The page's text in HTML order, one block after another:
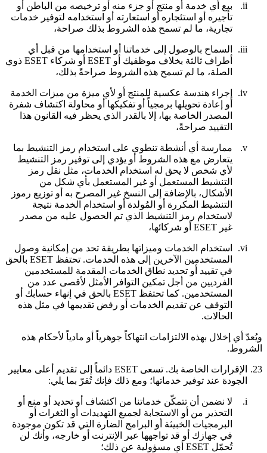
ii.
بيع أي خدمة أو منتج أو جزء منه أو ترخيصه من الباطن أو
تأجيره أو استئجاره أو استعارته أو استخدامه لتوفير خدمات
تجارية، ما لم تسمح هذه الشروط بذلك صراحة،
iii.
السماح بالوصول إلى خدماتنا أو استخدامها من قبل أي
أطراف ثالثة بخلاف موظفيك أو ESET أو شركاء ESET ذوي
الصلة، ما لم تسمح هذه الشروط صراحةً بذلك،
iv.
إجراء هندسة عكسية للمنتج أو لأي ميزة من ميزات الخدمة
أو إعادة تحويلها برمجياً أو تفكيكها أو محاولة اكتشاف شفرة
المصدر الخاصة بها، إلا بالقدر الذي يحظر فيه القانون هذا
التقييد صراحةً،
v.
ممارسة أي أنشطة تنطوي على استخدام رمز التنشيط بما
يتعارض مع هذه الشروط أو يؤدي إلى توفير رمز التنشيط
لأي شخص لا يحق له استخدام الخدمات، مثل نقل رمز
التنشيط المستعمل أو غير المستعمل بأي شكل من
الأشكال، بالإضافة إلى النسخ غير المصرح به أو توزيع رموز
التنشيط المكررة أو المُولدة أو استخدام الخدمة نتيجة
لاستخدام رمز التنشيط الذي تم الحصول عليه من مصدر
غير ESET أو شركائها،
vi.
استخدام الخدمات وميزاتها بطريقة تحد من إمكانية وصول
المستخدمين الآخرين إلى هذه الخدمات. تحتفظ ESET بالحق
في تقييد أو تحديد نطاق الخدمات المقدمة للمستخدمين
الفرديين من أجل تمكين التوافر الأمثل لأقصى عدد من
المستخدمين. كما تحتفظ ESET بالحق في إنهاء حسابك أو
التوقف عن تقديم الخدمات أو رفض تقديمها في مثل هذه
الحالات.
ويُعدّ أي إخلال بهذه الالتزامات انتهاكاً جوهرياً أو مادياً لأحكام هذه
الشروط.
23. الإقرارات الخاصة بك.
تسعى ESET دائماً إلى تقديم أعلى معايير
الجودة عند توفير خدماتها؛ ومع ذلك فإنك تُقرّ بما يلي:
i.
لا نضمن أن تتمكّن خدماتنا من اكتشاف أو تحديد أو منع أو
التحذير من أو الاستجابة لجميع التهديدات أو الثغرات أو
البرمجيات الخبيثة أو البرامج الضارة التي قد تكون موجودة
في جهازك أو قد تواجهها عبر الإنترنت أو خارجه، وأنك لن
تُحمّل ESET أي مسؤولية عن ذلك؛